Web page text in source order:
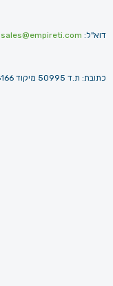
דוא"ל: sales@empireti.com
כתובת: ת.ד 50995 מיקוד 16166